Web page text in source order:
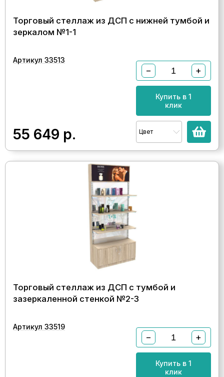
Торговый стеллаж из ДСП с нижней тумбой и
зеркалом №1-1
Артикул 33513
55 649 р.
− +
Купить в 1
клик
Цвет
Торговый стеллаж из ДСП с тумбой и
зазеркаленной стенкой №2-3
Артикул 33519
− +
Купить в 1
клик